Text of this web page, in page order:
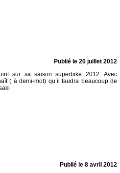
Publié le 20 juillet 2012
sur sa saison superbike 2012. Avec
( à demi-mot) qu’il faudra beaucoup de
Publié le 8 avril 2012